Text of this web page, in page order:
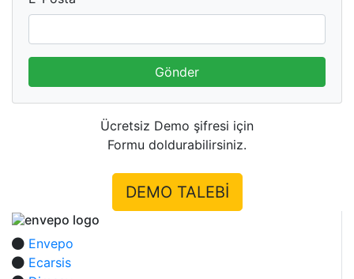
Gönder
Ücretsiz Demo şifresi için
Formu doldurabilirsiniz.
DEMO TALEBİ
Envepo
Ecarsis